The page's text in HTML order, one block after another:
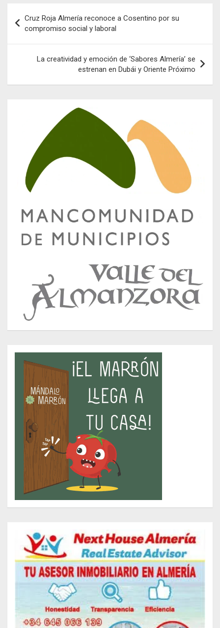
de
entradas
Cruz Roja Almería reconoce a Cosentino por su
compromiso social y laboral
La creatividad y emoción de ‘Sabores Almería’ se
estrenan en Dubái y Oriente Próximo